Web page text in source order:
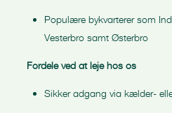
Populære bykvarterer som
Vesterbro samt Østerbro
Fordele ved at leje hos os
Sikker adgang via kælder-